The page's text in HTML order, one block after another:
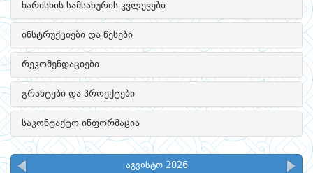
ხარისხის სამსახურის კვლევები
ინსტრუქციები და წესები
რეკომენდაციები
გრანტები და პროექტები
საკონტაქტო ინფორმაცია
აგვისტო 2026